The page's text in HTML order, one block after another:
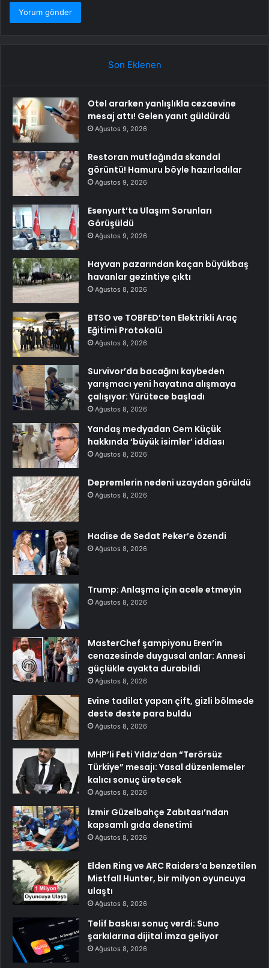
Son Eklenen
Otel ararken yanlışlıkla cezaevine
mesaj attı! Gelen yanıt güldürdü
Ağustos 9, 2026
Restoran mutfağında skandal
görüntü! Hamuru böyle hazırladılar
Ağustos 9, 2026
Esenyurt’ta Ulaşım Sorunları
Görüşüldü
Ağustos 9, 2026
Hayvan pazarından kaçan büyükbaş
havanlar gezintiye çıktı
Ağustos 8, 2026
BTSO ve TOBFED’ten Elektrikli Araç
Eğitimi Protokolü
Ağustos 8, 2026
Survivor’da bacağını kaybeden
yarışmacı yeni hayatına alışmaya
çalışıyor: Yürütece başladı
Ağustos 8, 2026
Yandaş medyadan Cem Küçük
hakkında ‘büyük isimler’ iddiası
Ağustos 8, 2026
Depremlerin nedeni uzaydan görüldü
Ağustos 8, 2026
Hadise de Sedat Peker’e özendi
Ağustos 8, 2026
Trump: Anlaşma için acele etmeyin
Ağustos 8, 2026
MasterChef şampiyonu Eren’in
cenazesinde duygusal anlar: Annesi
güçlükle ayakta durabildi
Ağustos 8, 2026
Evine tadilat yapan çift, gizli bölmede
deste deste para buldu
Ağustos 8, 2026
MHP’li Feti Yıldız’dan “Terörsüz
Türkiye” mesajı: Yasal düzenlemeler
kalıcı sonuç üretecek
Ağustos 8, 2026
İzmir Güzelbahçe Zabıtası’ndan
kapsamlı gıda denetimi
Ağustos 8, 2026
Elden Ring ve ARC Raiders’a benzetilen
Mistfall Hunter, bir milyon oyuncuya
ulaştı
Ağustos 8, 2026
Telif baskısı sonuç verdi: Suno
şarkılarına dijital imza geliyor
Ağustos 8, 2026